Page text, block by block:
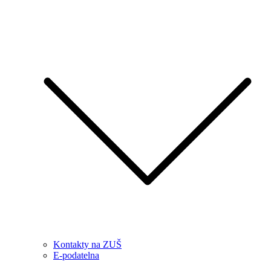
Kontakty na ZUŠ
E-podatelna